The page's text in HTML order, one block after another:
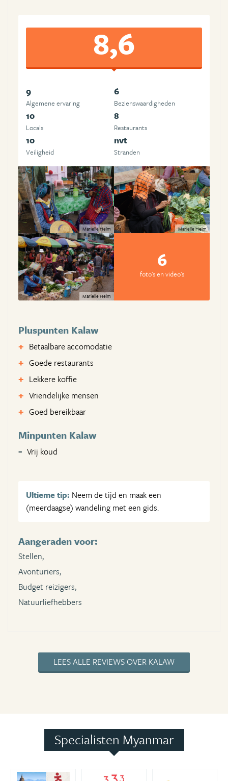
8,6
9
Algemene ervaring
6
Beziens­waardigheden
10
Locals
8
Restaurants
10
Veiligheid
nvt
Stranden
Marielle Helm Marielle Helm
Marielle Helm
6
foto's en video's
Pluspunten Kalaw
Betaalbare accomodatie
Goede restaurants
Lekkere koffie
Vriendelijke mensen
Goed bereikbaar
Minpunten Kalaw
Vrij koud
Ultieme tip: Neem de tijd en maak een
(meerdaagse) wandeling met een gids.
Aangeraden voor:
Stellen,
Avonturiers,
Budget reizigers,
Natuurliefhebbers
LEES ALLE REVIEWS OVER KALAW
Specialisten Myanmar